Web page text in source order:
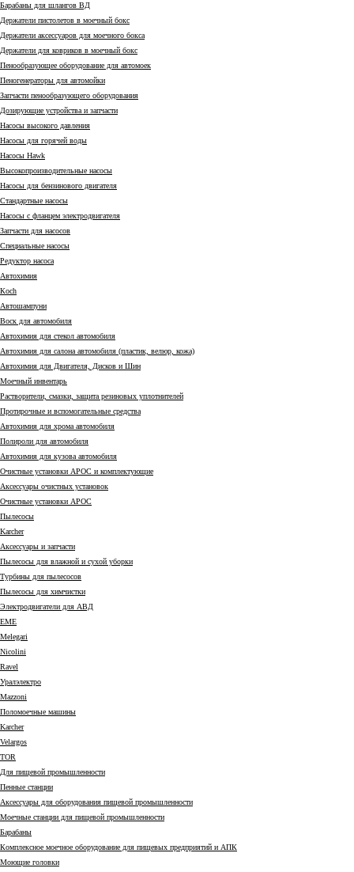
Барабаны для шлангов ВД
Держатели пистолетов в моечный бокс
Держатели аксессуаров для моечного бокса
Держатели для ковриков в моечный бокс
Пенообразующее оборудование для автомоек
Пеногенераторы для автомойки
Запчасти пенообразующего оборудования
Дозирующие устройства и запчасти
Насосы высокого давления
Насосы для горячей воды
Насосы Hawk
Высокопроизводительные насосы
Насосы для бензинового двигателя
Стандартные насосы
Насосы с фланцем электродвигателя
Запчасти для насосов
Специальные насосы
Редуктор насоса
Автохимия
Коch
Автошампуни
Воск для автомобиля
Автохимия для стекол автомобиля
Автохимия для салона автомобиля (пластик, велюр, кожа)
Автохимия для Двигателя, Дисков и Шин
Моечный инвентарь
Растворители, смазки, защита резиновых уплотнителей
Протирочные и вспомогательные средства
Автохимия для хрома автомобиля
Полироли для автомобиля
Автохимия для кузова автомобиля
Очистные установки АРОС и комплектующие
Аксессуары очистных установок
Очистные установки АРОС
Пылесосы
Karcher
Аксессуары и запчасти
Пылесосы для влажной и сухой уборки
Турбины для пылесосов
Пылесосы для химчистки
Электродвигатели для АВД
EME
Melegari
Nicolini
Ravel
Уралэлектро
Mazzoni
Поломоечные машины
Karcher
Velargos
TOR
Для пищевой промышленности
Пенные станции
Аксессуары для оборудования пищевой промышленности
Моечные станции для пищевой промышленности
Барабаны
Комплексное моечное оборудование для пищевых предприятий и АПК
Моющие головки